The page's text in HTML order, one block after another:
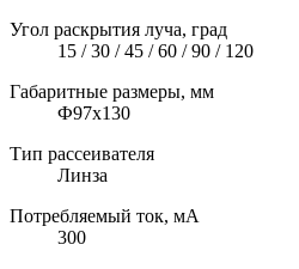
Угол раскрытия луча, град
15 / 30 / 45 / 60 / 90 / 120
Габаритные размеры, мм
Ф97х130
Тип рассеивателя
Линза
Потребляемый ток, мА
300